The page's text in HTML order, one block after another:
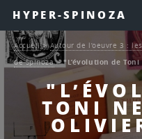
HYPER-SPINOZA
TONI
Accueil>Autour de l’oeuvre 3 :
de Spinoza>"L’évolution de